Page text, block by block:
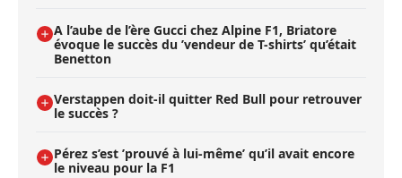
A l’aube de l’ère Gucci chez Alpine F1, Briatore
évoque le succès du ’vendeur de T-shirts’ qu’était
Benetton
Verstappen doit-il quitter Red Bull pour retrouver
le succès ?
Pérez s’est ’prouvé à lui-même’ qu’il avait encore
le niveau pour la F1